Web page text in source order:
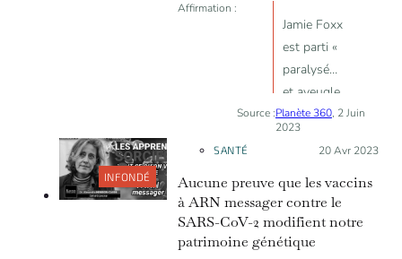
contains antibodies able to
neutralize the COVID-19 virus,
meaning that vaccinated women
can pass on some protection
against COVID-19 to their babies.
Affirmation :
Jamie Foxx
est parti «
paralysé
et aveugle
» à cause
caillot de
sang dans
son
cerveau »
après
Source :Planète 360, 2 Juin
2023
INFONDÉ
SANTÉ Posté le :
20 Avr 2023
Aucune preuve que les vaccins
à ARN messager contre le
SARS-CoV-2 modifient notre
patrimoine génétique